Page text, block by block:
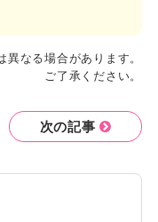
なる場合があります。
ご了承ください。
次の記事